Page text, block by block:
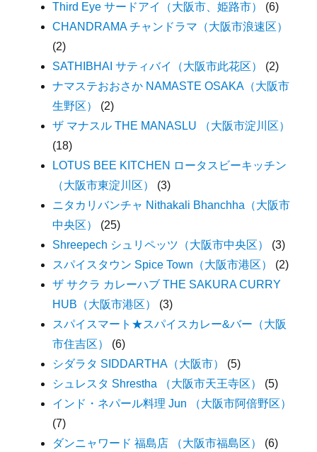
Third Eye サードアイ（大阪市、姫路市）
(6)
CHANDRAMA チャンドラマ（大阪市浪速区）
(2)
SATHIBHAI サティバイ（大阪市此花区）
(2)
ナマステおおさか NAMASTE OSAKA（大阪市
生野区）
(2)
ザ マナスル THE MANASLU （大阪市淀川区）
(18)
LOTUS BEE KITCHEN ロータスビーキッチン
（大阪市東淀川区）
(3)
ニタカリバンチャ Nithakali Bhanchha（大阪市
中央区）
(25)
Shreepech シュリペッツ（大阪市中央区）
(3)
スパイスタウン Spice Town（大阪市港区）
(2)
ザ サクラ カレーハブ THE SAKURA CURRY
HUB（大阪市港区）
(3)
スパイスマート★スパイスカレー&バー（大阪
市住吉区）
(6)
シダラタ SIDDARTHA（大阪市）
(5)
シュレスタ Shrestha （大阪市天王寺区）
(5)
インド・ネパール料理 Jun （大阪市阿倍野区）
(7)
ダンニャワード 福島店 （大阪市福島区）
(6)